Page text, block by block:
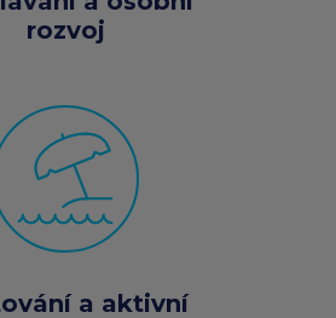
rozvoj
a aktivní